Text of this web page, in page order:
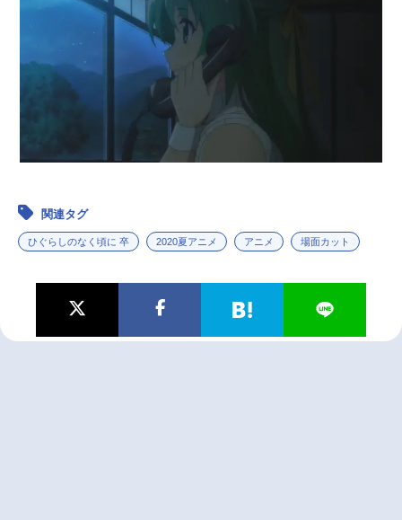
関連タグ
ひぐらしのなく頃に 卒 2020夏アニメ アニメ 場面カット